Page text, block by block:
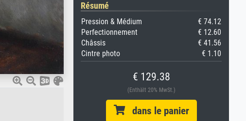
Résumé
Pression & Médium
€ 74.12
Perfectionnement
€ 12.60
Châssis
€ 41.56
Cintre photo
€ 1.10
€ 129.38
(Enthält 20% MwSt.)
dans le panier